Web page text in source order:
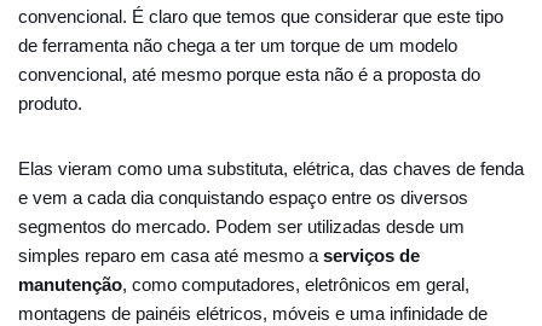
convencional. É claro que temos que considerar que este tipo
de ferramenta não chega a ter um torque de um modelo
convencional, até mesmo porque esta não é a proposta do
produto.
Elas vieram como uma substituta, elétrica, das chaves de fenda
e vem a cada dia conquistando espaço entre os diversos
segmentos do mercado. Podem ser utilizadas desde um
simples reparo em casa até mesmo a serviços de
manutenção, como computadores, eletrônicos em geral,
montagens de painéis elétricos, móveis e uma infinidade de